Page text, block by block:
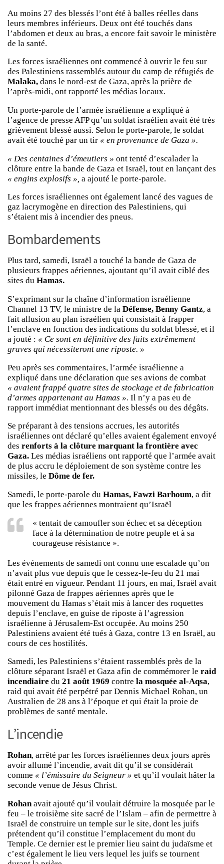
Au moins 27 des blessés l’ont été à balles réelles dans
leurs membres inférieurs. Deux ont été touchés dans
l’abdomen et deux au bras, a encore fait savoir le ministère
de la santé.
Les forces israéliennes ont commencé à ouvrir le feu sur
des Palestiniens rassemblés autour du camp de réfugiés de
Malaka, dans le nord-est de Gaza, après la prière de
l’après-midi, ont rapporté les médias locaux.
Un porte-parole de l’armée israélienne a expliqué à
l’agence de presse AFP qu’un soldat israélien avait été très
grièvement blessé aussi. Selon le porte-parole, le soldat
avait été touché par un tir « en provenance de Gaza ».
« Des centaines d’émeutiers » ont tenté d’escalader la
clôture entre la bande de Gaza et Israël, tout en lançant des
« engins explosifs », a ajouté le porte-parole.
Les forces israéliennes ont également lancé des vagues de
gaz lacrymogène en direction des Palestiniens, qui
s’étaient mis à incendier des pneus.
Bombardements
Plus tard, samedi, Israël a touché la bande de Gaza de
plusieurs frappes aériennes, ajoutant qu’il avait ciblé des
sites du Hamas.
S’exprimant sur la chaîne d’information israélienne
Channel 13 TV, le ministre de la Défense, Benny Gantz, a
fait allusion au plan israélien qui consistait à frapper
l’enclave en fonction des indications du soldat blessé, et il
a jouté : « Ce sont en définitive des faits extrêmement
graves qui nécessiteront une riposte. »
Peu après ses commentaires, l’armée israélienne a
expliqué dans une déclaration que ses avions de combat
« avaient frappé quatre sites de stockage et de fabrication
d’armes appartenant au Hamas ». Il n’y a pas eu de
rapport immédiat mentionnant des blessés ou des dégâts.
Se préparant à des tensions accrues, les autorités
israéliennes ont déclaré qu’elles avaient également envoyé
des renforts à la clôture marquant la frontière avec
Gaza. Les médias israéliens ont rapporté que l’armée avait
de plus accru le déploiement de son système contre les
missiles, le Dôme de fer.
Samedi, le porte-parole du Hamas, Fawzi Barhoum, a dit
que les frappes aériennes montraient qu’Israël
« tentait de camoufler son échec et sa déception
face à la détermination de notre peuple et à sa
courageuse résistance ».
Les événements de samedi ont connu une escalade qu’on
n’avait plus vue depuis que le cessez-le-feu du 21 mai
était entré en vigueur. Pendant 11 jours, en mai, Israël avait
pilonné Gaza de frappes aériennes après que le
mouvement du Hamas s’était mis à lancer des roquettes
depuis l’enclave, en guise de riposte à l’agression
israélienne à Jérusalem-Est occupée. Au moins 250
Palestiniens avaient été tués à Gaza, contre 13 en Israël, au
cours de ces hostilités.
Samedi, les Palestiniens s’étaient rassemblés près de la
clôture séparant Israël et Gaza afin de commémorer le raid
incendiaire du 21 août 1969 contre la mosquée al-Aqsa,
raid qui avait été perpétré par Dennis Michael Rohan, un
Australien de 28 ans à l’époque et qui était la proie de
problèmes de santé mentale.
L’incendie
Rohan, arrêté par les forces israéliennes deux jours après
avoir allumé l’incendie, avait dit qu’il se considérait
comme « l’émissaire du Seigneur » et qu’il voulait hâter la
seconde venue de Jésus Christ.
Rohanavait ajouté qu’il voulait détruire la mosquée par le
feu – le troisième site sacré de l’Islam – afin de permettre à
Israël de construire un temple sur le site, dont les juifs
prétendent qu’il constitue l’emplacement du mont du
Temple. Ce dernier est le premier lieu saint du judaïsme et
c’est également le lieu vers lequel les juifs se tournent